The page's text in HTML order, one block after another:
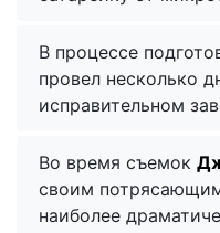
В процессе
провел несколько
исправительном
Во время съемок
своим
наиболее